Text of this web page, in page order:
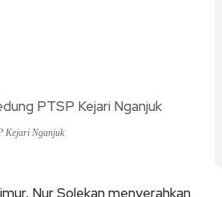
Kejari Nganjuk
Nur Solekan menyerahkan